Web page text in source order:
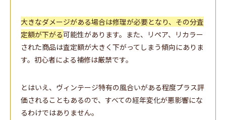
大きなダメージがある場合は修理が必要となり、その分査
定額が下がる可能性があります。また、リペア、リカラー
された商品は査定額が大きく下がってしまう傾向にありま
す。初心者による補修は厳禁です。
とはいえ、ヴィンテージ特有の風合いがある程度プラス評
価されることもあるので、すべての経年変化が悪影響にな
るわけではありません。